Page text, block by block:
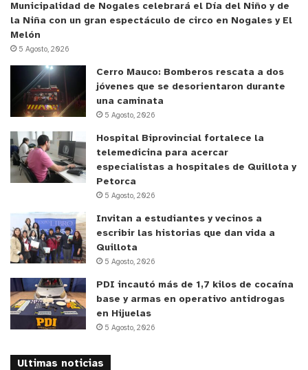
Municipalidad de Nogales celebrará el Día del Niño y de
la Niña con un gran espectáculo de circo en Nogales y El
Melón
5 Agosto, 2026
Cerro Mauco: Bomberos rescata a dos
jóvenes que se desorientaron durante
una caminata
5 Agosto, 2026
Hospital Biprovincial fortalece la
telemedicina para acercar
especialistas a hospitales de Quillota y
Petorca
5 Agosto, 2026
Invitan a estudiantes y vecinos a
escribir las historias que dan vida a
Quillota
5 Agosto, 2026
PDI incautó más de 1,7 kilos de cocaína
base y armas en operativo antidrogas
en Hijuelas
5 Agosto, 2026
Ultimas noticias